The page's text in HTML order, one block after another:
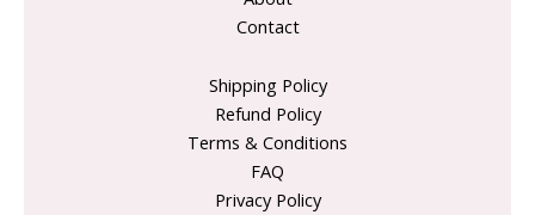
Contact
Shipping Policy
Refund Policy
Terms & Conditions
FAQ
Privacy Policy